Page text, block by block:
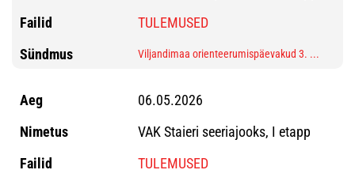
TULEMUSED
Viljandimaa orienteerumispäevakud 3. ...
06.05.2026
VAK Staieri seeriajooks, I etapp
TULEMUSED